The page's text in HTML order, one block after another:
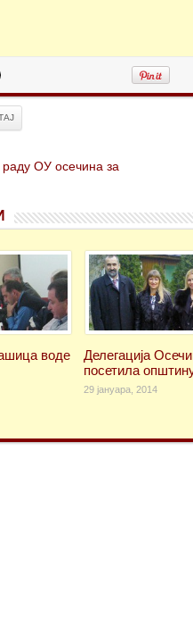
раду ОУ осечина за
воде
Делегација
посетила
29 јануара, 2014